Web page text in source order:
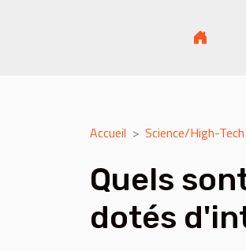
Accueil Science/High-Tech
Quels
dotés